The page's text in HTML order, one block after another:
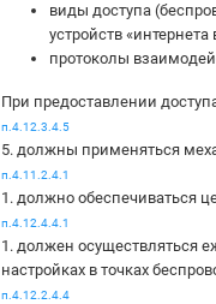
виды доступа
устройств «интернета
протоколы
При предоставлении
п.4.12.3.4.5
5. должны применяться
п.4.11.2.4.1
1. должно обеспечиваться
п.4.12.4.4.1
1. должен осуществляться
настройках в точках
п.4.12.2.4.4